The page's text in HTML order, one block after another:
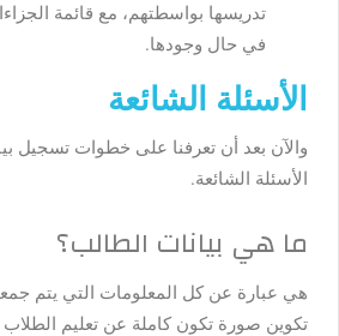
تدريسها بواسطتهم، مع قائمة
في حال وجودها.
الأسئلة الشائعة
والآن بعد أن تعرفنا على خطوات تسجيل
الأسئلة الشائعة.
ما هي بيانات الطالب؟
هي عبارة عن كل المعلومات التي يتم
تكوين صورة تكون كاملة عن تعليم الطلاب